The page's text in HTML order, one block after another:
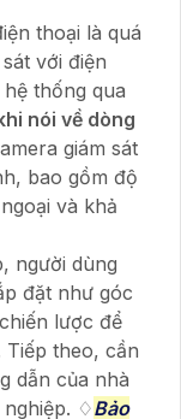
thoại là quá
với điện
thống qua
nói về dòng
giám sát
bao gồm độ
và khả
người dùng
đặt như góc
lược để
Tiếp theo, cần
dẫn của nhà
♢Bảo